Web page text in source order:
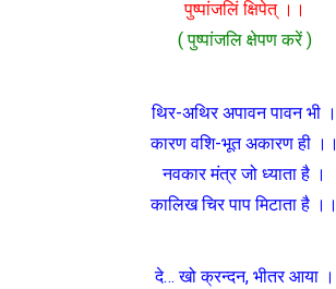
पुष्पांजलिं क्षिपेत् ।।
( पुष्पांजलि क्षेपण करें )
थिर-अथिर अपावन पावन भी ।
कारण वशि-भूत अकारण ही ।।
नवकार मंत्र जो ध्याता है ।
कालिख चिर पाप मिटाता है ।।
दे… खो क्रन्दन, भीतर आया ।